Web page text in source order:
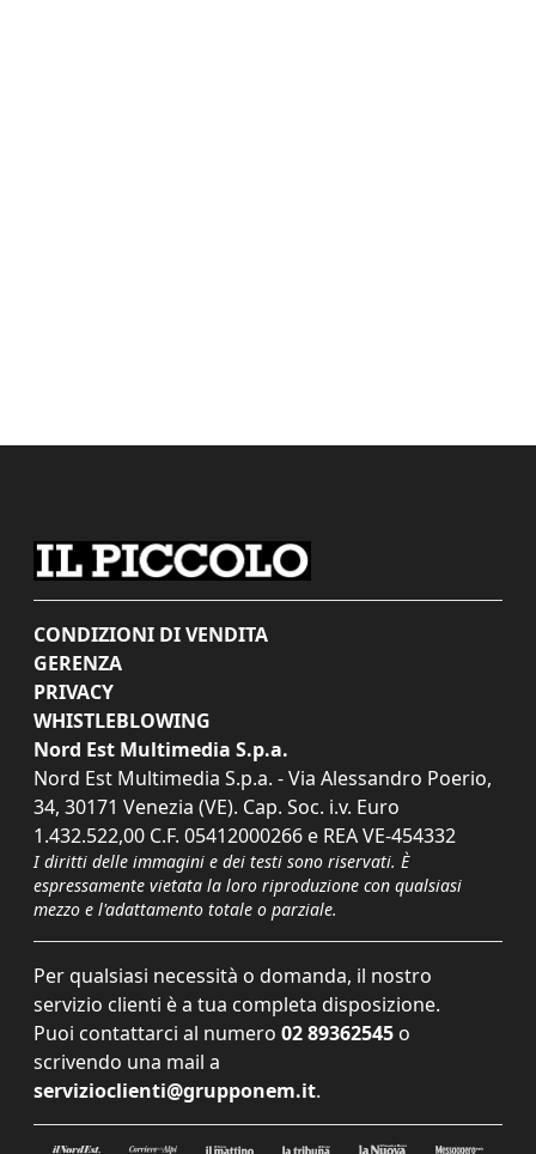
CONDIZIONI DI VENDITA
GERENZA
PRIVACY
WHISTLEBLOWING
Nord Est Multimedia S.p.a.
Nord Est Multimedia S.p.a. - Via Alessandro Poerio,
34, 30171 Venezia (VE). Cap. Soc. i.v. Euro
1.432.522,00 C.F. 05412000266 e REA VE-454332
I diritti delle immagini e dei testi sono riservati. È
espressamente vietata la loro riproduzione con qualsiasi
mezzo e l'adattamento totale o parziale.
Per qualsiasi necessità o domanda, il nostro
servizio clienti è a tua completa disposizione.
Puoi contattarci al numero 02 89362545 o
scrivendo una mail a
servizioclienti@grupponem.it.